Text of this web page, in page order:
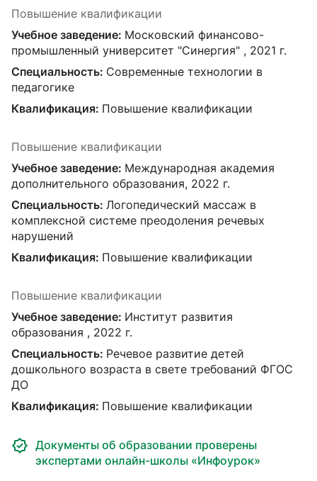
Повышение квалификации
Учебное заведение: Московский финансово-
промышленный университет "Синергия" , 2021 г.
Специальность: Современные технологии в
педагогике
Квалификация: Повышение квалификации
Повышение квалификации
Учебное заведение: Международная академия
дополнительного образования, 2022 г.
Специальность: Логопедический массаж в
комплексной системе преодоления речевых
нарушений
Квалификация: Повышение квалификации
Повышение квалификации
Учебное заведение: Институт развития
образования , 2022 г.
Специальность: Речевое развитие детей
дошкольного возраста в свете требований ФГОС
ДО
Квалификация: Повышение квалификации
Документы об образовании проверены
экспертами онлайн-школы «Инфоурок»